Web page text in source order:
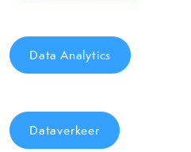
Data Analytics
Dataverkeer